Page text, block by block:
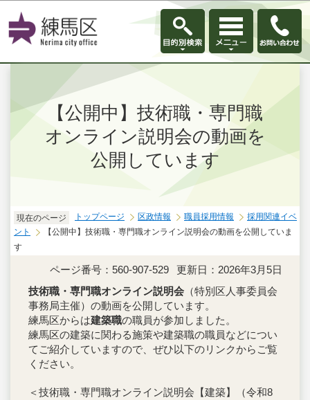
このページの本文へ移動
【公開中】技術職・専門職
オンライン説明会の動画を
公開しています
現在のページ トップページ 区政情報 職員採用情報
採用関連イベ
ント
【公開中】技術職・専門職オンライン説明会の動画を公開していま
す
ページ番号：560-907-529
更新日：2026年3月5日
技術職・専門職オンライン説明会 （特別区人事委員会
事務局主催）の動画を公開しています。
練馬区からは建築職の職員が参加しました。
練馬区の建築に関わる施策や建築職の職員などについ
てご紹介していますので、ぜひ以下のリンクからご覧
ください。
＜技術職・専門職オンライン説明会【建築】（令和8